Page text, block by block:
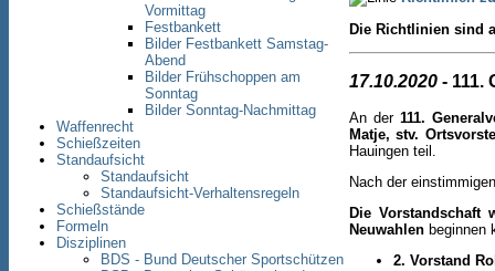
Vormittag
Festbankett
Bilder Festbankett Samstag-
Abend
Bilder Frühschoppen am
Sonntag
Bilder Sonntag-Nachmittag
Waffenrecht
Schießzeiten
Standaufsicht
Standaufsicht
Standaufsicht-Verhaltensregeln
Schießstände
Formeln
Disziplinen
BDS - Bund Deutscher Sportschützen
Die Richtlinien sind
17.10.2020 - 111.
An der 111.
Matje, stv.
Hauingen teil.
Nach der
Die Vorstandschaft
Neuwahlen beginnen
2. Vorstand